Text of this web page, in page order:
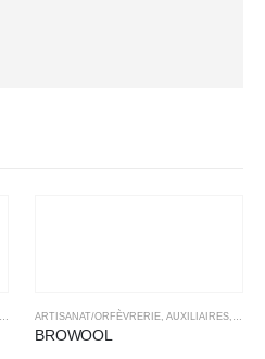
,BRASAGE TENDRE, BRASAGE TENDRE
ARTISANAT/ORFÈVRERIE AUXILIAIRES
BROWOOL